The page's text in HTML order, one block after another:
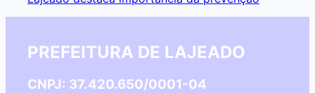
PREFEITURA DE LAJEADO
CNPJ: 37.420.650/0001-04